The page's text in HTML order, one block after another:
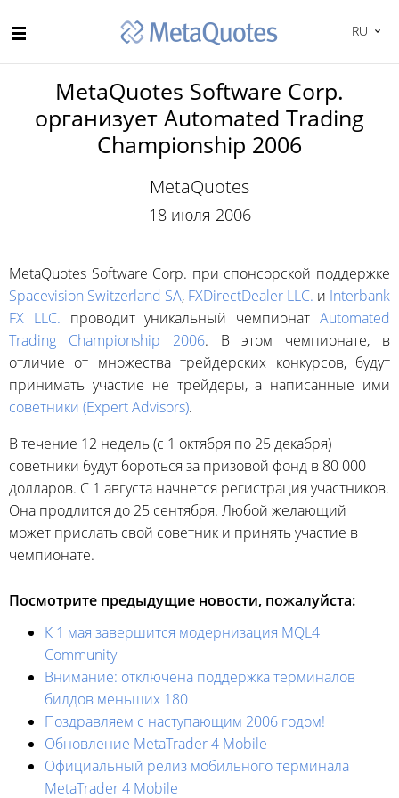
RU
MetaQuotes Software Corp.
организует Automated Trading
Championship 2006
MetaQuotes
18 июля 2006
MetaQuotes Software Corp. при спонсорской поддержке
Spacevision Switzerland SA, FXDirectDealer LLC. и Interbank
FX LLC. проводит уникальный чемпионатAutomated
Trading Championship 2006. В этом чемпионате, в
отличие от множества трейдерских конкурсов, будут
принимать участие не трейдеры, а написанные ими
советники (Expert Advisors).
В течение 12 недель (с 1 октября по 25 декабря)
советники будут бороться за призовой фонд в 80 000
долларов. С 1 августа начнется регистрация участников.
Она продлится до 25 сентября. Любой желающий
может прислать свой советник и принять участие в
чемпионате.
Посмотрите предыдущие новости, пожалуйста:
К 1 мая завершится модернизация MQL4
Community
Внимание: отключена поддержка терминалов
билдов меньших 180
Поздравляем с наступающим 2006 годом!
Обновление MetaTrader 4 Mobile
Официальный релиз мобильного терминала
MetaTrader 4 Mobile